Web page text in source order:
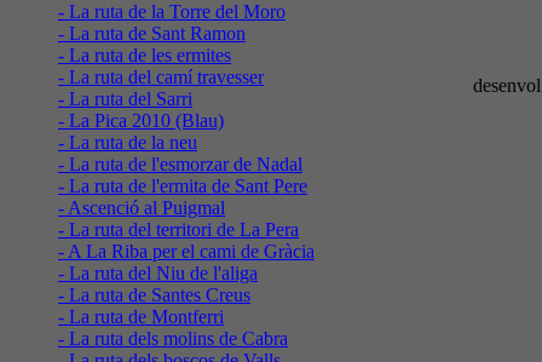
- La ruta de la Torre del Moro
- La ruta de Sant Ramon
- La ruta de les ermites
- La ruta del camí travesser
- La ruta del Sarri
- La Pica 2010 (Blau)
- La ruta de la neu
- La ruta de l'esmorzar de Nadal
- La ruta de l'ermita de Sant Pere
- Ascenció al Puigmal
- La ruta del territori de La Pera
- A La Riba per el cami de Gràcia
- La ruta del Niu de l'aliga
- La ruta de Santes Creus
- La ruta de Montferri
- La ruta dels molins de Cabra